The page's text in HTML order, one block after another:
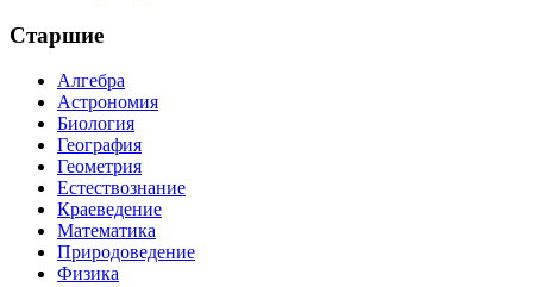
Старшие
Алгебра
Астрономия
Биология
География
Геометрия
Естествознание
Краеведение
Математика
Природоведение
Физика